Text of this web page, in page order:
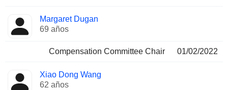
Margaret Dugan
69 años
Compensation Committee Chair 01/02/2022
Xiao Dong Wang
62 años